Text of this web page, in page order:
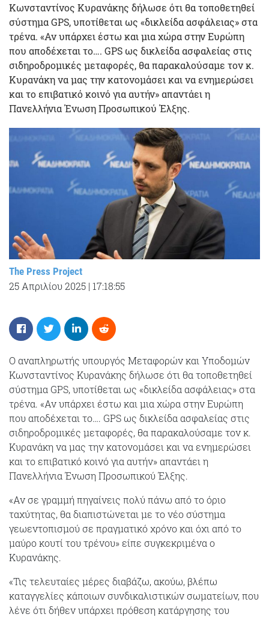
Κωνσταντίνος Κυρανάκης δήλωσε ότι θα τοποθετηθεί
σύστημα GPS, υποτίθεται ως «δικλείδα ασφάλειας» στα
τρένα. «Αν υπάρχει έστω και μια χώρα στην Ευρώπη
που αποδέχεται το…. GPS ως δικλείδα ασφαλείας στις
σιδηροδρομικές μεταφορές, θα παρακαλούσαμε τον κ.
Κυρανάκη να μας την κατονομάσει και να ενημερώσει
και το επιβατικό κοινό για αυτήν» απαντάει η
Πανελλήνια Ένωση Προσωπικού Έλξης.
The Press Project
25 Απριλίου 2025 | 17:18:55
Ο αναπληρωτής υπουργός Μεταφορών και Υποδομών
Κωνσταντίνος Κυρανάκης δήλωσε ότι θα τοποθετηθεί
σύστημα GPS, υποτίθεται ως «δικλείδα ασφάλειας» στα
τρένα. «Αν υπάρχει έστω και μια χώρα στην Ευρώπη
που αποδέχεται το…. GPS ως δικλείδα ασφαλείας στις
σιδηροδρομικές μεταφορές, θα παρακαλούσαμε τον κ.
Κυρανάκη να μας την κατονομάσει και να ενημερώσει
και το επιβατικό κοινό για αυτήν» απαντάει η
Πανελλήνια Ένωση Προσωπικού Έλξης.
«Αν σε γραμμή πηγαίνεις πολύ πάνω από το όριο
ταχύτητας, θα διαπιστώνεται με το νέο σύστημα
γεωεντοπισμού σε πραγματικό χρόνο και όχι από το
μαύρο κουτί του τρένου» είπε συγκεκριμένα ο
Κυρανάκης.
«Τις τελευταίες μέρες διαβάζω, ακούω, βλέπω
καταγγελίες κάποιων συνδικαλιστικών σωματείων, που
λένε ότι δήθεν υπάρχει πρόθεση κατάργησης του